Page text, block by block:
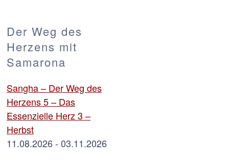
Der Weg des
Herzens mit
Samarona
Sangha – Der Weg des
Herzens 5 – Das
Essenzielle Herz 3 –
Herbst
11.08.2026 - 03.11.2026